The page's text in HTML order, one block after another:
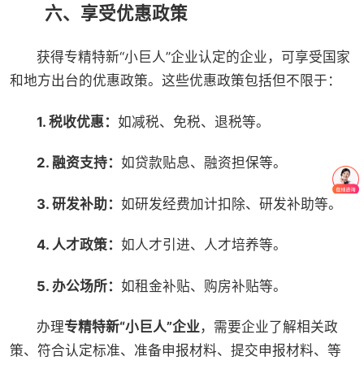
六、享受优惠政策
获得专精特新“小巨人”企业认定的企业，可享受国家
和地方出台的优惠政策。这些优惠政策包括但不限于：
1. 税收优惠：如减税、免税、退税等。
2. 融资支持：如贷款贴息、融资担保等。
3. 研发补助：如研发经费加计扣除、研发补助等。
4. 人才政策：如人才引进、人才培养等。
5. 办公场所：如租金补贴、购房补贴等。
办理专精特新“小巨人”企业，需要企业了解相关政
策、符合认定标准、准备申报材料、提交申报材料、等